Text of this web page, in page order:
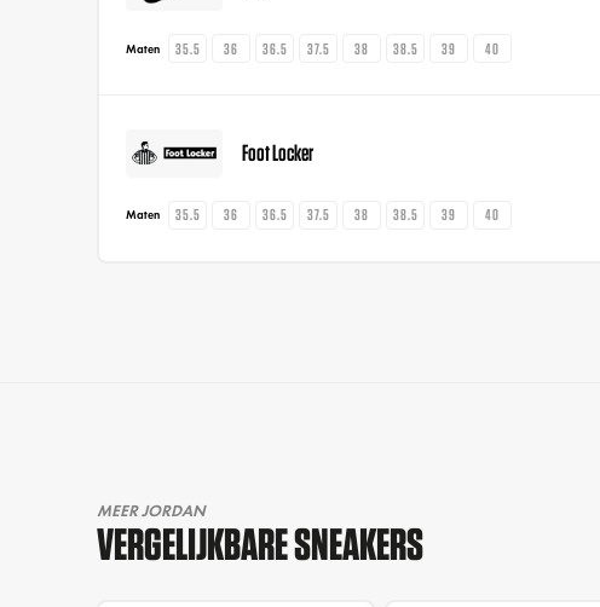
Maten 35.5 36 36.5 37.5 38 38.5 39 40
Foot Locker
Maten 35.5 36 36.5 37.5 38 38.5 39 40
MEER JORDAN
VERGELIJKBARE SNEAKERS